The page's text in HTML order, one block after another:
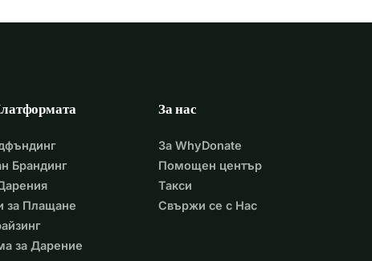
Брандинг
за Плащане
за Дарение
За нас
За WhyDonate
Помощен център
Такси
Свържи се с Нас